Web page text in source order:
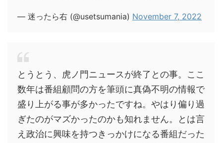
— 迷ったら右 (@usetsumania) November 7, 2022
とうとう、虎ノ門ニュースが終了との事。ここ
数年は番組顧問の方を筆頭に真偽不明の情報で
盛り上がる事が多かったですね。やはり偏り過
ぎたのがマズかったのかも知れません。とは言
え政治に興味を持つきっかけになる番組だった